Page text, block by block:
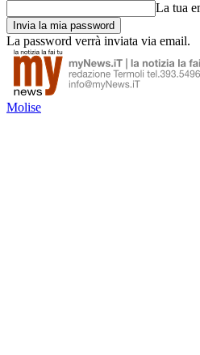
La tua
La password verrà inviata via email.
Molise